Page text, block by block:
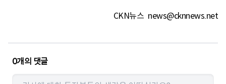
CKN뉴스 news@cknnews.net
0개의 댓글